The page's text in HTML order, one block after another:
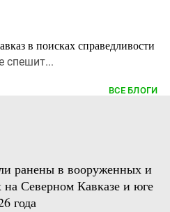
в поисках справедливости
спешит...
ВСЕ БЛОГИ
ранены в вооруженных и
на Северном Кавказе и юге
года